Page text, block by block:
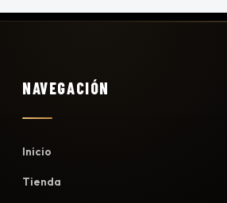
NAVEGACIÓN
Inicio
Tienda